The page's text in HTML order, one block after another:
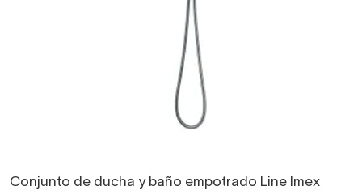
Conjunto de ducha y baño empotrado Line Imex